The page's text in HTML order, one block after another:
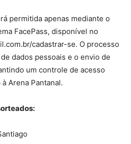
permitida apenas mediante o
FacePass, disponível no
cadastrar-se. O processo
dados pessoais e o envio de
um controle de acesso
Arena Pantanal.